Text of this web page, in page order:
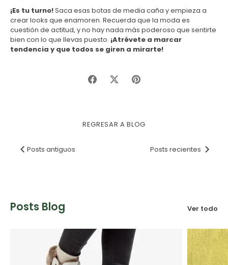
¡Es tu turno!Saca esas botas de media caña y empieza a
crear looks que enamoren. Recuerda que la moda es
cuestión de actitud, y no hay nada más poderoso que sentirte
bien con lo que llevas puesto. ¡Atrévete a marcar
tendencia y que todos se giren a mirarte!
CompartirTuitearHacer
REGRESAR A BLOG
Posts antiguos Posts recientes
Posts Blog Ver todo